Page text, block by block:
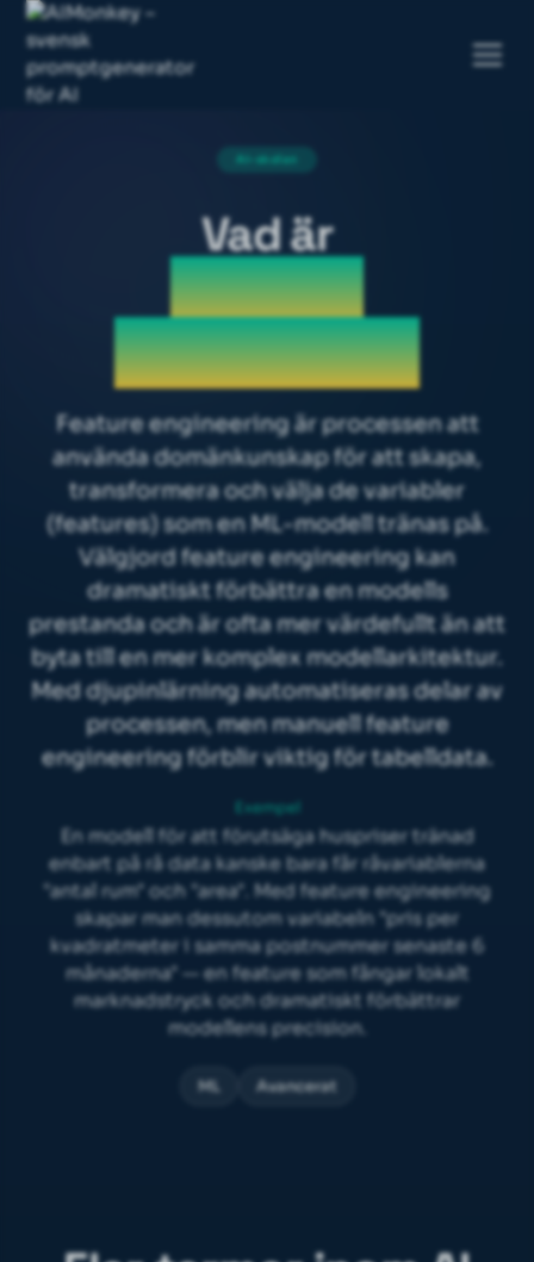
AI-skolan
Vad är
Feature
engineering
Feature engineering är processen att
använda domänkunskap för att skapa,
transformera och välja de variabler
(features) som en ML-modell tränas på.
Välgjord feature engineering kan
dramatiskt förbättra en modells
prestanda och är ofta mer värdefullt än att
byta till en mer komplex modellarkitektur.
Med djupinlärning automatiseras delar av
processen, men manuell feature
engineering förblir viktig för tabelldata.
Exempel
En modell för att förutsäga huspriser tränad
enbart på rå data kanske bara får råvariablerna
"antal rum" och "area". Med feature engineering
skapar man dessutom variabeln "pris per
kvadratmeter i samma postnummer senaste 6
månaderna" — en feature som fångar lokalt
marknadstryck och dramatiskt förbättrar
modellens precision.
ML Avancerat